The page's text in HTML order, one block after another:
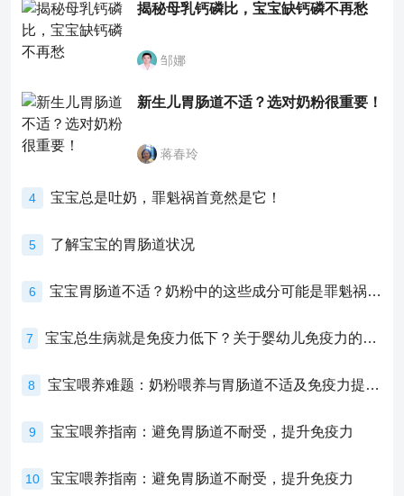
揭秘母乳钙磷比，宝宝缺钙磷不再愁
邹娜
新生儿胃肠道不适？选对奶粉很重要！
蒋春玲
4 宝宝总是吐奶，罪魁祸首竟然是它！
5 了解宝宝的胃肠道状况
6 宝宝胃肠道不适？奶粉中的这些成分可能是罪魁祸首！
7 宝宝总生病就是免疫力低下？关于婴幼儿免疫力的真相，家长必须了解！
8 宝宝喂养难题：奶粉喂养与胃肠道不适及免疫力提升的奥秘
9 宝宝喂养指南：避免胃肠道不耐受，提升免疫力
10 宝宝喂养指南：避免胃肠道不耐受，提升免疫力